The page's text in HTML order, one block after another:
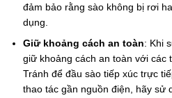
đảm bảo rằng sào không bị rơi
dụng.
Giữ khoảng cách an toàn: Khi
giữ khoảng cách an toàn với các
Tránh để đầu sào tiếp xúc trực
thao tác gần nguồn điện, hãy sử